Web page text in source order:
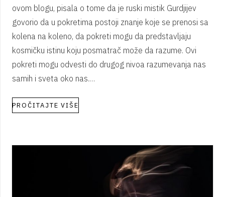
ovom blogu, pisala o tome da je ruski mistik Gurdjijev
govorio da u pokretima postoji znanje koje se prenosi sa
kolena na koleno, da pokreti mogu da predstavljaju
kosmičku istinu koju posmatrač može da razume. Ovi
pokreti mogu odvesti do drugog nivoa razumevanja nas
samih i sveta oko nas.…
PROČITAJTE VIŠE